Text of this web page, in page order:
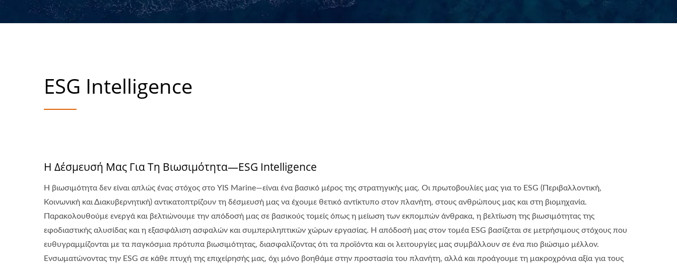
ESG Intelligence
Η Δέσμευσή Μας Για Τη Βιωσιμότητα—ESG Intelligence
Η βιωσιμότητα δεν είναι απλώς ένας στόχος στο YIS Marine—είναι ένα βασικό μέρος της στρατηγικής μας. Οι πρωτοβουλίες μας για το ESG (Περιβαλλοντική,
Κοινωνική και Διακυβερνητική) αντικατοπτρίζουν τη δέσμευσή μας να έχουμε θετικό αντίκτυπο στον πλανήτη, στους ανθρώπους μας και στη βιομηχανία.
Παρακολουθούμε ενεργά και βελτιώνουμε την απόδοσή μας σε βασικούς τομείς όπως η μείωση των εκπομπών άνθρακα, η βελτίωση της βιωσιμότητας της
εφοδιαστικής αλυσίδας και η εξασφάλιση ασφαλών και συμπεριληπτικών χώρων εργασίας. Η απόδοσή μας στον τομέα ESG βασίζεται σε μετρήσιμους στόχους που
ευθυγραμμίζονται με τα παγκόσμια πρότυπα βιωσιμότητας, διασφαλίζοντας ότι τα προϊόντα και οι λειτουργίες μας συμβάλλουν σε ένα πιο βιώσιμο μέλλον.
Ενσωματώνοντας την ESG σε κάθε πτυχή της επιχείρησής μας, όχι μόνο βοηθάμε στην προστασία του πλανήτη, αλλά και προάγουμε τη μακροχρόνια αξία για τους